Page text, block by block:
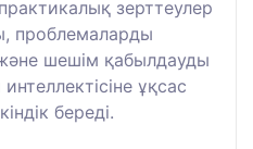
зерттеулер
проблемаларды
шешім қабылдауды
ұқсас
береді.